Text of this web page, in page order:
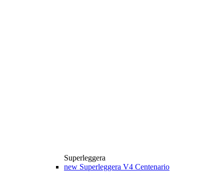
Superleggera
new Superleggera V4 Centenario